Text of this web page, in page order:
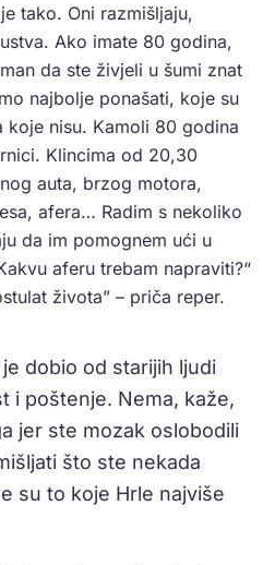
tako. Oni razmišljaju,
Ako imate 80 godina,
da ste živjeli u šumi znat
najbolje ponašati, koje su
nisu. Kamoli 80 godina
Klincima od 20,30
auta, brzog motora,
afera… Radim s nekoliko
da im pomognem ući u
aferu trebam napraviti?“
života” – priča reper.
dobio od starijih ljudi
i poštenje. Nema, kaže,
jer ste mozak oslobodili
što ste nekada
su to koje Hrle najviše